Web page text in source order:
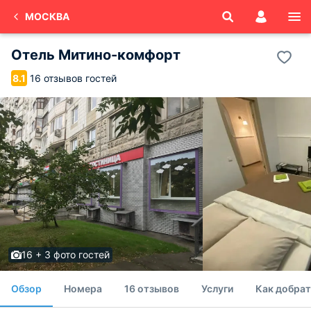
МОСКВА
Отель Митино-комфорт
8.1 16 отзывов гостей
16 + 3 фото гостей
Обзор Номера 16 отзывов Услуги Как